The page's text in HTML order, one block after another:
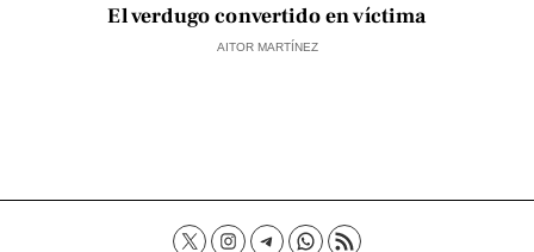
El verdugo convertido en víctima
AITOR MARTÍNEZ